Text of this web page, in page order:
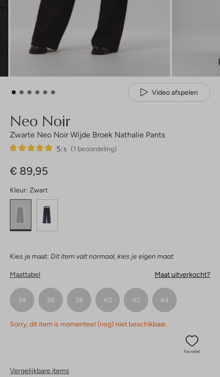
Video afspelen
Neo Noir
Zwarte Neo Noir Wijde Broek Nathalie Pants
(1 beoordeling)
5/5
1
5
€ 89,95
Kleur: Zwart
Kies je maat: Dit item valt normaal, kies je eigen maat
Maattabel Maat uitverkocht?
34 36 38 40 42 44
Sorry, dit item is momenteel (nog) niet beschikbaar.
Favoriet
Vergelijkbare items